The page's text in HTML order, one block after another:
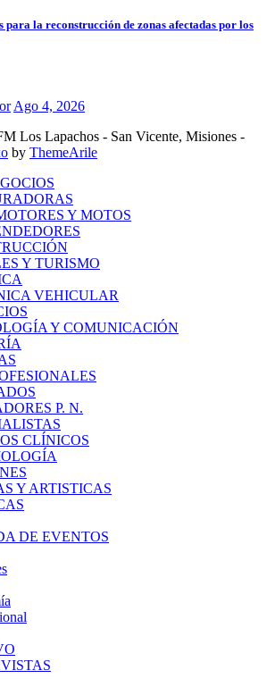
para la reconstrucción de zonas afectadas por los
Ago 4, 2026
Los Lapachos - San Vicente, Misiones -
by ThemeArile
Y MOTOS
Y TURISMO
VEHICULAR
Y COMUNICACIÓN
P. N.
CLÍNICOS
Y ARTISTICAS
DE EVENTOS